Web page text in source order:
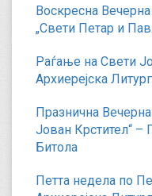
Воскресна
„Свети Петар и
Раѓање на Свети
Архиерејска
Празнична
Јован Крстител“ –
Битола
Петта недела по